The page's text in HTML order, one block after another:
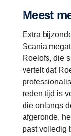
Meest
Extra
Scania
Roelofs, die
vertelt dat
reden tijd is
die onlangs
afgeronde,
past volledig